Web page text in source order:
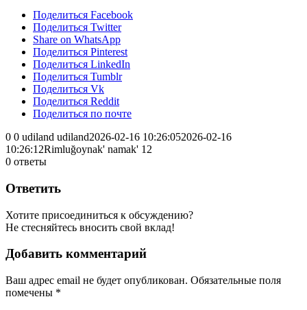
Поделиться Facebook
Поделиться Twitter
Share on WhatsApp
Поделиться Pinterest
Поделиться LinkedIn
Поделиться Tumblr
Поделиться Vk
Поделиться Reddit
Поделиться по почте
0 0 udiland udiland2026-02-16 10:26:052026-02-16
10:26:12Rimluğoynak' namak' 12
0 ответы
Ответить
Хотите присоединиться к обсуждению?
Не стесняйтесь вносить свой вклад!
Добавить комментарий
Ваш адрес email не будет опубликован. Обязательные поля
помечены *